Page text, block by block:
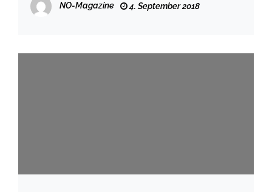
NO-Magazine 4. September 2018